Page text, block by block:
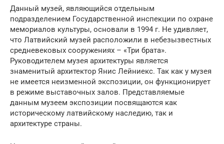
Данный музей, являющийся отдельным
подразделением Государственной инспекции по охране
мемориалов культуры, основали в 1994 г. Не удивляет,
что Латвийский музей расположили в небезызвестных
средневековых сооружениях – «Три брата».
Руководителем музея архитектуры является
знаменитый архитектор Янис Лейниекс. Так как у музея
не имеется неизменной экспозиции, он функционирует
в режиме выставочных залов. Представляемые
данным музеем экспозиции посвящаются как
историческому латвийскому наследию, так и
архитектуре страны.